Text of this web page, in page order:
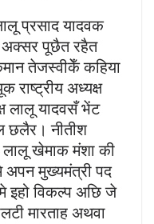
प्रसाद यादवक
अक्सर पूछैत रहैत
तेजस्वीकेँ कहिया
राष्ट्रीय अध्यक्ष
लालू यादवसँ भेंट
छलैर। नीतीश
खेमाक मंशा की
अपन मुख्यमंत्री पद
इहो विकल्प अछि जे
मारताह अथवा